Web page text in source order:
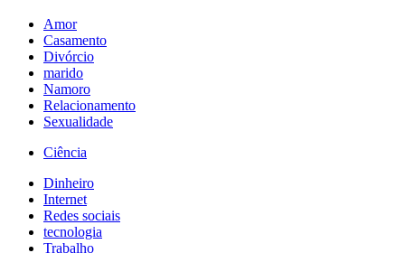
Amor
Casamento
Divórcio
marido
Namoro
Relacionamento
Sexualidade
Ciência
Dinheiro
Internet
Redes sociais
tecnologia
Trabalho